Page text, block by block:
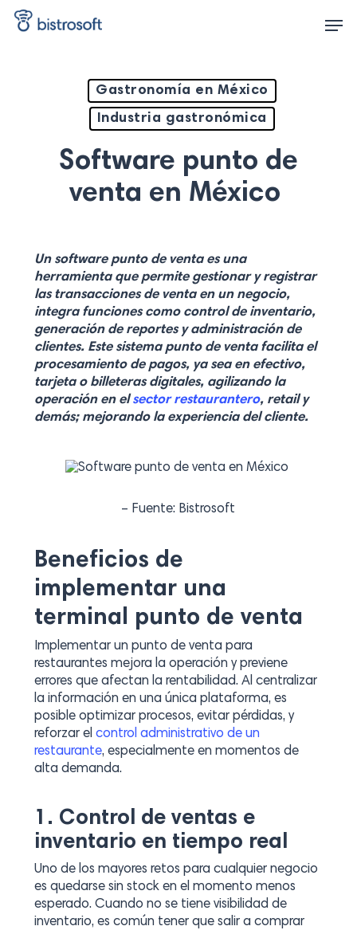
Skip
Gastronomía en México
Industria gastronómica
Software punto de
venta en México
Un software punto de venta es una
herramienta que permite gestionar y registrar
las transacciones de venta en un negocio,
integra funciones como control de inventario,
generación de reportes y administración de
clientes. Este sistema punto de venta facilita el
procesamiento de pagos, ya sea en efectivo,
tarjeta o billeteras digitales, agilizando la
operación en elsector restaurantero, retail y
demás; mejorando la experiencia del cliente.
– Fuente: Bistrosoft
Beneficios de
implementar una
terminal punto de venta
Implementar un punto de venta para
restaurantes mejora la operación y previene
errores que afectan la rentabilidad. Al centralizar
la información en una única plataforma, es
posible optimizar procesos, evitar pérdidas, y
reforzar el control administrativo de un
restaurante, especialmente en momentos de
alta demanda.
1. Control de ventas e
inventario en tiempo real
Uno de los mayores retos para cualquier negocio
es quedarse sin stock en el momento menos
esperado. Cuando no se tiene visibilidad de
inventario, es común tener que salir a comprar